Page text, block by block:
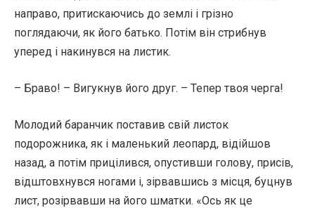
направо, притискаючись до землі і грізно
поглядаючи, як його батько. Потім він стрибнув
уперед і накинувся на листик.
– Браво! – Вигукнув його друг. – Тепер твоя черга!
Молодий баранчик поставив свій листок
подорожника, як і маленький леопард, відійшов
назад, а потім прицілився, опустивши голову, присів,
відштовхнувся ногами і, зірвавшись з місця, буцнув
лист, розірвавши на його шматки. «Ось як це